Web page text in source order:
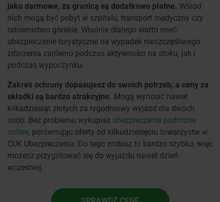
jako darmowe, za granicą są dodatkowo płatne. Wśród
nich mogą być pobyt w szpitalu, transport medyczny czy
ratownictwo górskie. Właśnie dlatego warto mieć
ubezpieczenie turystyczne na wypadek nieszczęśliwego
zdarzenia zarówno podczas aktywności na stoku, jak i
podczas wypoczynku.
Zakres ochrony dopasujesz do swoich potrzeb, a ceny za
składki są bardzo atrakcyjne. Mogą wynosić nawet
kilkadziesiąt złotych za tygodniowy wyjazd dla dwóch
osób. Bez problemu wykupisz ubezpieczenie podróżne
online, porównując oferty od kilkudziesięciu towarzystw w
CUK Ubezpieczenia. Do tego zrobisz to bardzo szybko, więc
możesz przygotować się do wyjazdu nawet dzień
wcześniej.